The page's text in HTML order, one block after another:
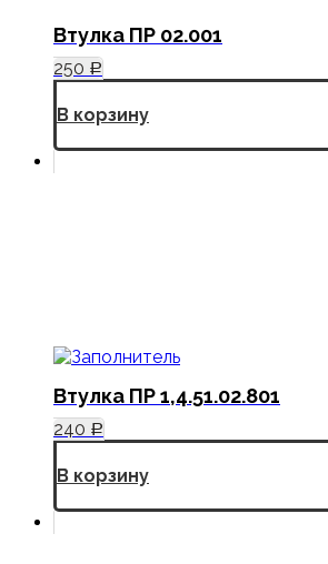
Втулка ПР 02.001
250 Р
В корзину
Втулка ПР 1,4.51.02.801
240 Р
В корзину